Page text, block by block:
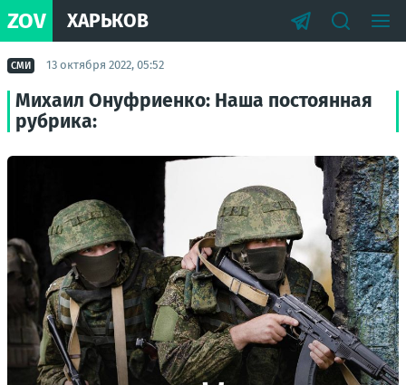
ZOV ХАРЬКОВ
СМИ 13 октября 2022, 05:52
Михаил Онуфриенко: Наша постоянная
рубрика: